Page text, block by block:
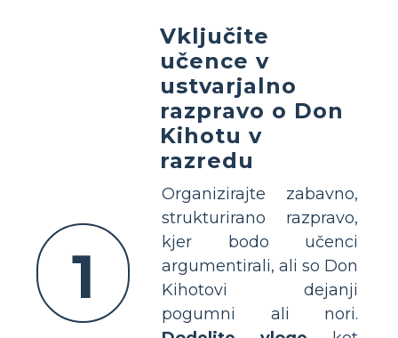
1
Vključite
učence v
ustvarjalno
razpravo o Don
Kihotu v
razredu
Organizirajte zabavno,
strukturirano razpravo,
kjer bodo učenci
argumentirali, ali so Don
Kihotovi dejanji
pogumni ali nori.